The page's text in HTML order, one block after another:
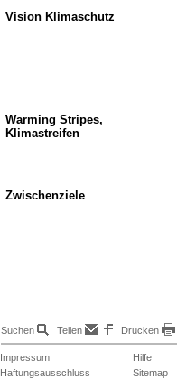
Vision Klimaschutz
Warming Stripes,
Klimastreifen
Zwischenziele
Suchen Teilen Drucken
Impressum
Haftungsausschluss
Hilfe
Sitemap